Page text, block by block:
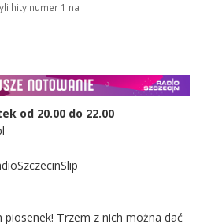
hity numer 1 na
od 20.00 do 22.00
piosenek! Trzem z nich można dać